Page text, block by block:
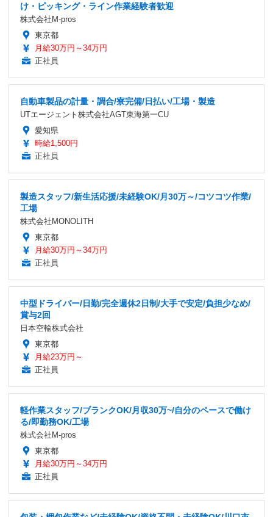
け・ピッキング・ライン作業経験者歓迎
株式会社M-pros
東京都
月給30万円～34万円
正社員
自動車製品の計量・調合/寮完備/日払い/工場・製造
UTエージェント株式会社AGT東海第一CU
愛知県
時給1,500円
正社員
製造スタッフ/新生活応援/未経験OK/月30万～/コツコツ作業/
工場
株式会社MONOLITH
東京都
月給30万円～34万円
正社員
中型ドライバー/日勤/完全週休2日制/大手で安定/負担少なめ/
賞与2回
日本空輸株式会社
東京都
月給23万円～
正社員
軽作業スタッフ/ブランクOK/月収30万~/自分のペースで働け
る/即勤務OK/工場
株式会社M-pros
東京都
月給30万円～34万円
正社員